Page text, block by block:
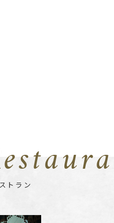
トラン